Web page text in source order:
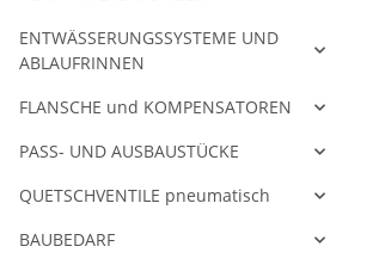
ENTWÄSSERUNGSSYSTEME UND
ABLAUFRINNEN
FLANSCHE und KOMPENSATOREN
PASS- UND AUSBAUSTÜCKE
QUETSCHVENTILE pneumatisch
BAUBEDARF